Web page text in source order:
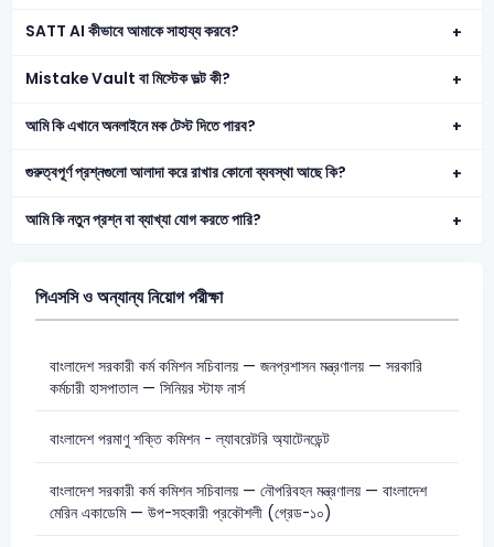
SATT AI কীভাবে আমাকে সাহায্য করবে?
Mistake Vault বা মিস্টেক ভল্ট কী?
আমি কি এখানে অনলাইনে মক টেস্ট দিতে পারব?
গুরুত্বপূর্ণ প্রশ্নগুলো আলাদা করে রাখার কোনো ব্যবস্থা আছে কি?
আমি কি নতুন প্রশ্ন বা ব্যাখ্যা যোগ করতে পারি?
পিএসসি ও অন্যান্য নিয়োগ পরীক্ষা
বাংলাদেশ সরকারী কর্ম কমিশন সচিবালয় — জনপ্রশাসন মন্ত্রণালয় — সরকারি
কর্মচারী হাসপাতাল — সিনিয়র স্টাফ নার্স
বাংলাদেশ পরমাণু শক্তি কমিশন - ল্যাবরেটরি অ্যাটেনডেন্ট
বাংলাদেশ সরকারী কর্ম কমিশন সচিবালয় — নৌপরিবহন মন্ত্রণালয় — বাংলাদেশ
মেরিন একাডেমি — উপ-সহকারী প্রকৌশলী (গ্রেড-১০)